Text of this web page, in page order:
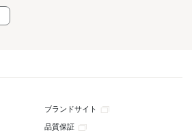
ブランドサイト
品質保証